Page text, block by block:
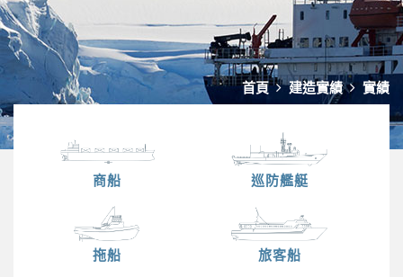
首頁 建造實績 實績
商船 巡防艦艇
拖船 旅客船